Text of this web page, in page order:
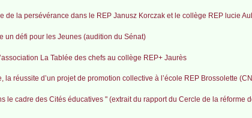
de la persévérance dans le REP Janusz Korczak et le collège REP lucie
un défi pour les Jeunes (audition du Sénat)
La Tablée des chefs au collège REP+ Jaurès
réussite d’un projet de promotion collective à l’école REP Brossolette
le cadre des Cités éducatives " (extrait du rapport du Cercle de la réforme